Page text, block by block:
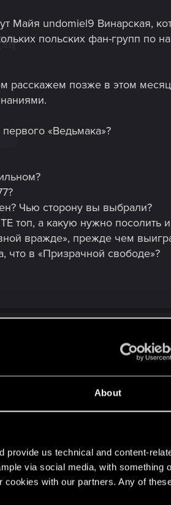
About
provide us technical and content-
via social media, with something
with our partners. Any of
Майя undomiel9 Винарская,
польских фан-групп по
расскажем позже в этом
«Ведьмака»?
Чью сторону вы выбрали?
топ, а какую нужно посолить
вражде», прежде чем
в «Призрачной свободе»?
минус джонни, плюс деньги,
выбора